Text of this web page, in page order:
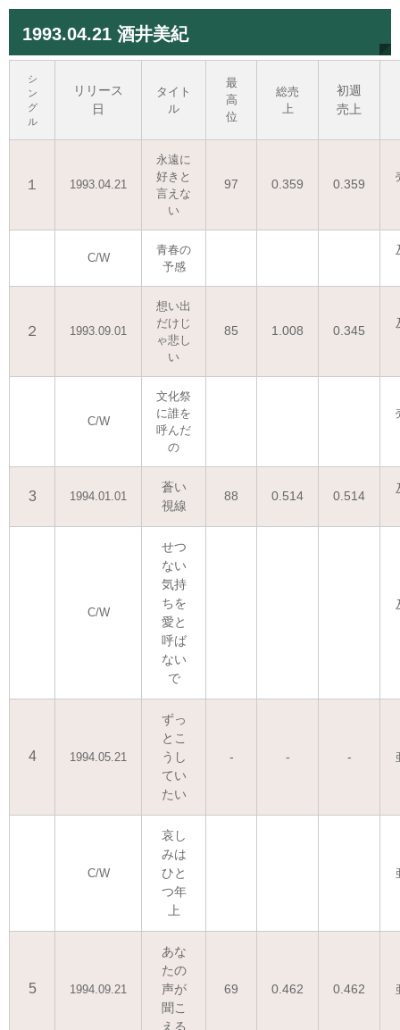
1993.04.21 酒井美紀
シ
ン
グ
ル
リリース
日
タイト
ル
最
高
位
総売
上
初週
売上
１ 1993.04.21
永遠に
好きと
言えな
い
97 0.359 0.359
C/W
青春の
予感
２ 1993.09.01
想い出
だけじ
ゃ悲し
い
85 1.008 0.345
C/W
文化祭
に誰を
呼んだ
の
3 1994.01.01
蒼い
視線
88 0.514 0.514
C/W
せつ
ない
気持
ちを
愛と
呼ば
ない
で
4 1994.05.21
ずっ
とこ
うし
てい
たい
- - -
C/W
哀し
みは
ひと
つ年
上
5 1994.09.21
あな
たの
声が
聞こ
える
69 0.462 0.462